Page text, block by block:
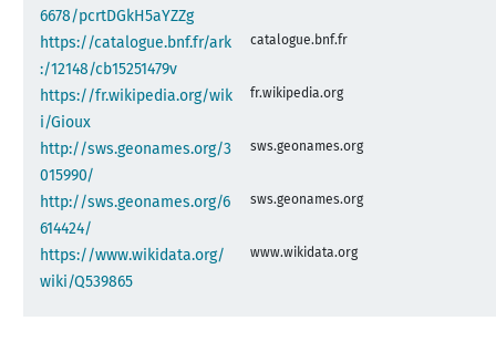
6678/pcrtDGkH5aYZZg
https://catalogue.bnf.fr/ark
:/12148/cb15251479v
catalogue.bnf.fr
https://fr.wikipedia.org/wik
i/Gioux
fr.wikipedia.org
http://sws.geonames.org/3
015990/
sws.geonames.org
http://sws.geonames.org/6
614424/
sws.geonames.org
https://www.wikidata.org/
wiki/Q539865
www.wikidata.org